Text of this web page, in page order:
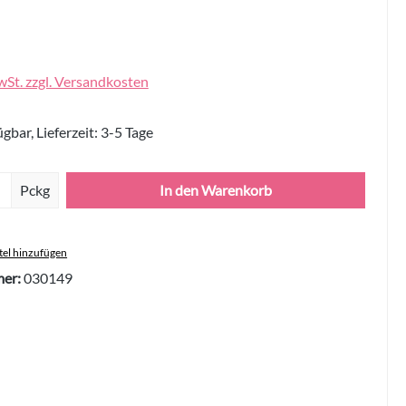
zzgl. Versandkosten
Lieferzeit: 3-5 Tage
Gib den gewünschten Wert ein
Pckg In den Warenkorb
hinzufügen
030149